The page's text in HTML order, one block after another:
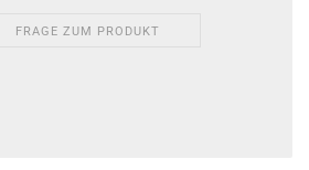
FRAGE ZUM PRODUKT